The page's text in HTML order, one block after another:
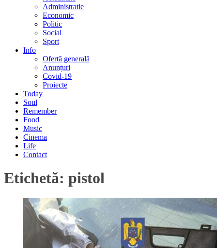
Administratie
Economic
Politic
Social
Sport
Info
Ofertă generală
Anunțuri
Covid-19
Proiecte
Today
Soul
Remember
Food
Music
Cinema
Life
Contact
Etichetă: pistol